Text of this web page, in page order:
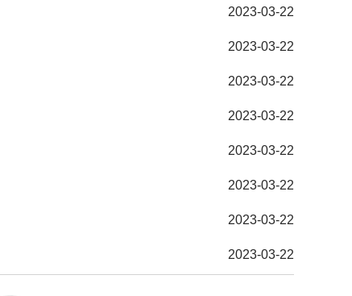
2023-03-22
2023-03-22
2023-03-22
2023-03-22
2023-03-22
2023-03-22
2023-03-22
2023-03-22